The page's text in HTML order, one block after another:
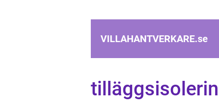
VILLAHANTVERKARE.se